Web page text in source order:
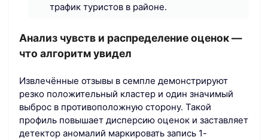
трафик туристов в районе.
Анализ чувств и распределение оценок —
что алгоритм увидел
Извлечённые отзывы в семпле демонстрируют
резко положительный кластер и один значимый
выброс в противоположную сторону. Такой
профиль повышает дисперсию оценок и заставляет
детектор аномалий маркировать запись 1-